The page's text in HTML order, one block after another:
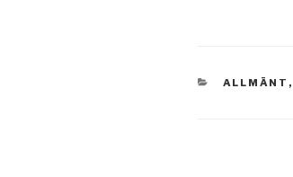
ALLMÄNT ,